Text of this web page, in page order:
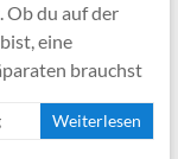
Ob du auf der
eine
brauchst
Weiterlesen